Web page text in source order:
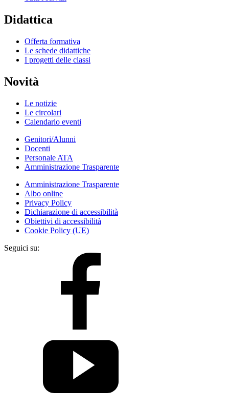
Didattica
Offerta formativa
Le schede didattiche
I progetti delle classi
Novità
Le notizie
Le circolari
Calendario eventi
Genitori/Alunni
Docenti
Personale ATA
Amministrazione Trasparente
Amministrazione Trasparente
Albo online
Privacy Policy
Dichiarazione di accessibilità
Obiettivi di accessibilità
Cookie Policy (UE)
Seguici su: